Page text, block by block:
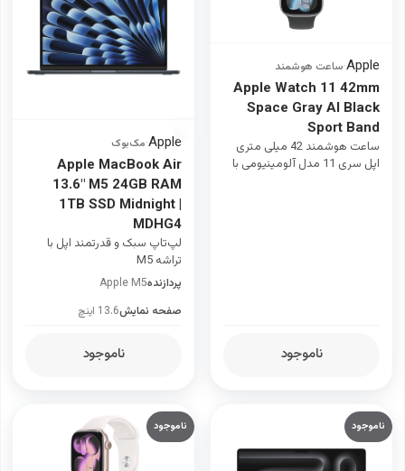
Apple
·مک‌بوک
Apple MacBook Air
13.6" M5 24GB RAM
1TB SSD Midnight |
MDHG4
لپ‌تاپ سبک و قدرتمند اپل با
تراشه M5
پردازندهApple M5
صفحه نمایش13.6 اینچ
ناموجود
Apple
·ساعت هوشمند
Apple Watch 11 42mm
Space Gray Al Black
Sport Band
ساعت هوشمند 42 میلی متری
اپل سری 11 مدل آلومینیومی با
ناموجود
ناموجود ناموجود